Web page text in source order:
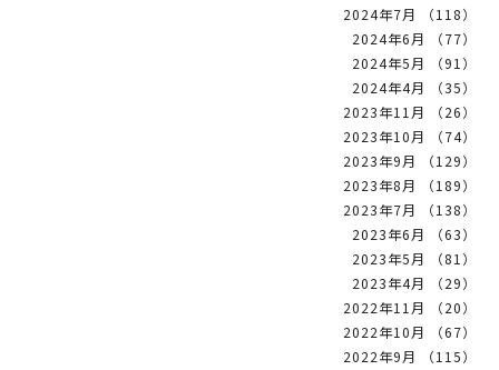
2024年7月 （118）
2024年6月 （77）
2024年5月 （91）
2024年4月 （35）
2023年11月 （26）
2023年10月 （74）
2023年9月 （129）
2023年8月 （189）
2023年7月 （138）
2023年6月 （63）
2023年5月 （81）
2023年4月 （29）
2022年11月 （20）
2022年10月 （67）
2022年9月 （115）